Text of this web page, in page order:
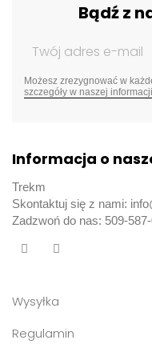
Bądź z
Możesz zrezygnować w
szczegóły w naszej
Informacja o
Trekm
Skontaktuj się z nami:
Zadzwoń do nas: 509-587-
Wysyłka
Regulamin